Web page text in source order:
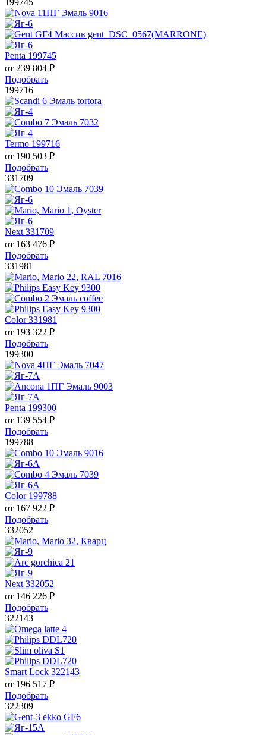
199745
Penta 199745
от 239 804 ₽
Подобрать
199716
Termo 199716
от 190 503 ₽
Подобрать
331709
Next 331709
от 163 476 ₽
Подобрать
331981
Color 331981
от 193 322 ₽
Подобрать
199300
Penta 199300
от 139 554 ₽
Подобрать
199788
Color 199788
от 167 922 ₽
Подобрать
332052
Next 332052
от 146 226 ₽
Подобрать
322143
Smart Lock 322143
от 196 517 ₽
Подобрать
322309